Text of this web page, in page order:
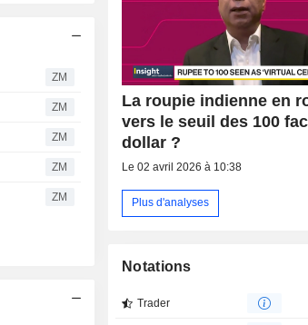
ZM
ZM
ZM
ZM
ZM
La roupie indienne en
vers le seuil des 100
dollar ?
Le 02 avril 2026 à 10:38
Plus d'analyses
Notations
Trader